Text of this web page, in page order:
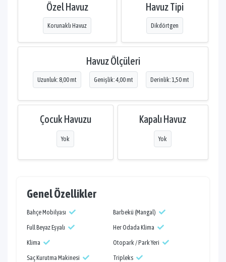
Özel Havuz
Korunaklı Havuz
Havuz Tipi
Dikdörtgen
Havuz Ölçüleri
Uzunluk: 8,00 mt Genişlik: 4,00 mt Derinlik: 1,50 mt
Çocuk Havuzu
Yok
Kapalı Havuz
Yok
Genel Özellikler
Bahçe Mobilyası
Barbekü (Mangal)
Full Beyaz Eşyalı
Her Odada Klima
Klima
Otopark / Park Yeri
Saç Kurutma Makinesi
Tripleks